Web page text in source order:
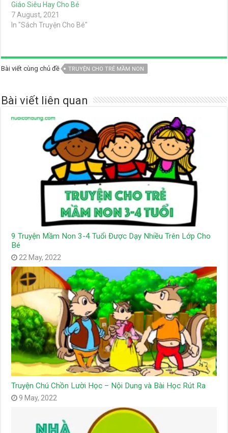
Giáo Siêu Hay Cho Bé
7 August, 2021
In "Sách Truyện Cho Bé"
Bài viết cùng chủ đề TRUYỆN CHO TRẺ MẦM NON
Bài viết liên quan
9 Truyện Mầm Non 3-4 Tuổi Được Dạy Nhiều Trên Lớp Cho
Bé
22 May, 2022
Truyện Chú Chồn Lười Học – Nội Dung và Bài Học Rút Ra
9 May, 2022